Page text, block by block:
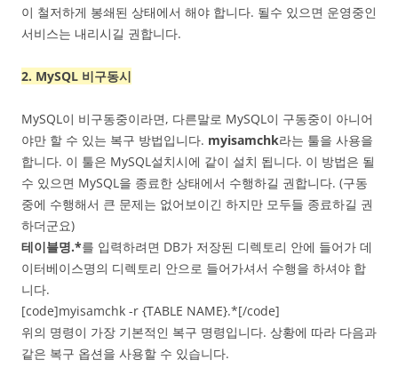
이 철저하게 봉쇄된 상태에서 해야 합니다. 될수 있으면 운영중인
서비스는 내리시길 권합니다.
2. MySQL 비구동시
MySQL이 비구동중이라면, 다른말로 MySQL이 구동중이 아니어
야만 할 수 있는 복구 방법입니다. myisamchk라는 툴을 사용을
합니다. 이 툴은 MySQL설치시에 같이 설치 됩니다. 이 방법은 될
수 있으면 MySQL을 종료한 상태에서 수행하길 권합니다. (구동
중에 수행해서 큰 문제는 없어보이긴 하지만 모두들 종료하길 권
하더군요)
테이블명.*를 입력하려면 DB가 저장된 디렉토리 안에 들어가 데
이터베이스명의 디렉토리 안으로 들어가셔서 수행을 하셔야 합
니다.
[code]myisamchk -r {TABLE NAME}.*[/code]
위의 명령이 가장 기본적인 복구 명령입니다. 상황에 따라 다음과
같은 복구 옵션을 사용할 수 있습니다.